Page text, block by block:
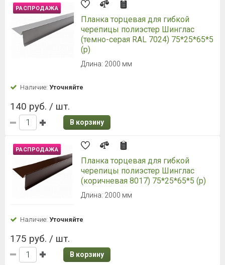
РАСПРОДАЖА
Планка торцевая для гибкой
черепицы полиэстер Шинглас
(темно-серая RAL 7024) 75*25*65*5
(р)
Длина: 2000 мм
Наличие: Уточняйте
140 руб. / шт.
В корзину
РАСПРОДАЖА
Планка торцевая для гибкой
черепицы полиэстер Шинглас
(коричневая 8017) 75*25*65*5 (р)
Длина: 2000 мм
Наличие: Уточняйте
175 руб. / шт.
В корзину